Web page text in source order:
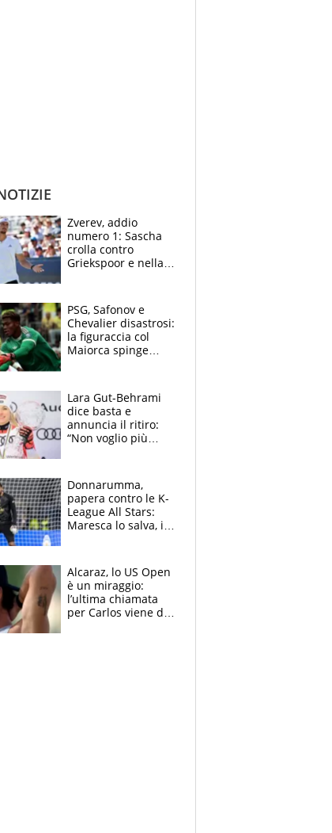
Zverev, addio
numero 1: Sascha
crolla contro
Griekspoor e nella
terzo. Quanti malori
a Montreal
PSG, Safonov e
Chevalier disastrosi:
la figuraccia col
Maiorca spinge
rischio beffa
Lara Gut-Behrami
dice basta e
annuncia il ritiro:
“Non voglio più
Brignone
Donnarumma,
papera contro le K-
League All Stars:
Maresca lo salva, i
Alcaraz, lo US Open
è un miraggio:
l’ultima chiamata
per Carlos viene da